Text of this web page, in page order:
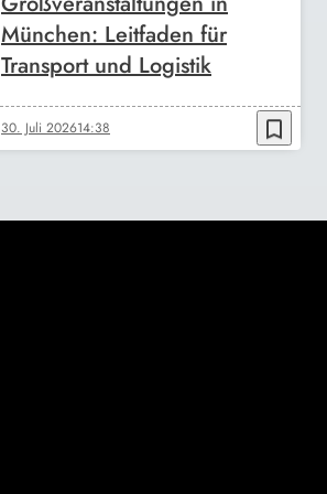
München: Leitfaden für
Transport und Logistik
30. Juli 202614:38 bookmark_border